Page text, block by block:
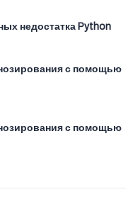
недостатка Python
с помощью
с помощью